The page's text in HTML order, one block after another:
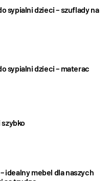
sypialni dzieci – szuflady na
sypialni dzieci – materac
idealny mebel dla naszych